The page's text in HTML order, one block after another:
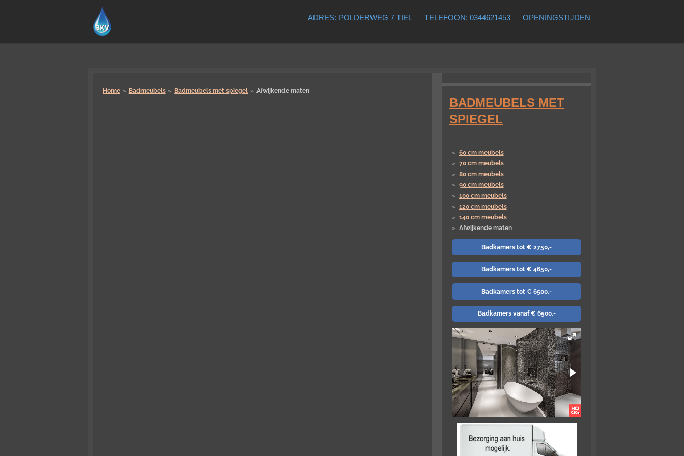
ADRES: POLDERWEG 7 TIEL TELEFOON: 0344621453 OPENINGSTIJDEN
Home » Badmeubels » Badmeubels met spiegel » Afwijkende maten
BADMEUBELS MET
SPIEGEL
60 cm meubels
70 cm meubels
80 cm meubels
90 cm meubels
100 cm meubels
120 cm meubels
140 cm meubels
Afwijkende maten
Badkamers tot € 2750,-
Badkamers tot € 4650,-
Badkamers tot € 6500,-
Badkamers vanaf € 6500,-